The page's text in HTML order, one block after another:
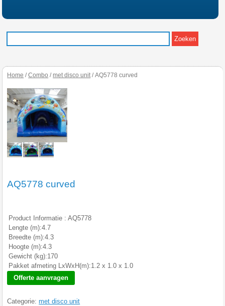
Home /Combo /met disco unit / AQ5778 curved
AQ5778 curved
Product Informatie : AQ5778
Lengte (m):4.7
Breedte (m):4.3
Hoogte (m):4.3
Gewicht (kg):170
Pakket afmeting LxWxH(m):1.2 x 1.0 x 1.0
Offerte aanvragen
Categorie:met disco unit